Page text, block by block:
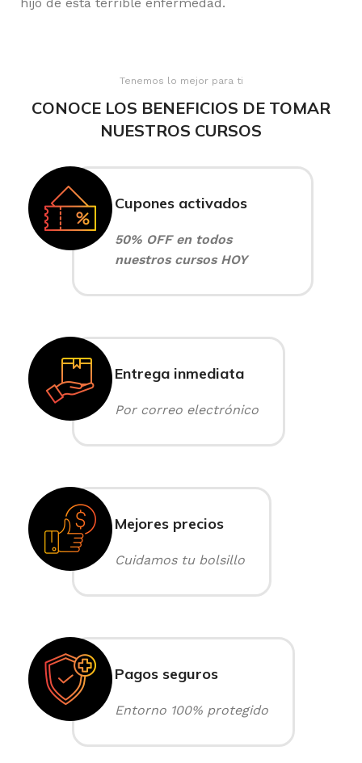
Tenemos lo mejor para ti
CONOCE LOS BENEFICIOS DE TOMAR
NUESTROS CURSOS
Cupones activados
50% OFF en todos
nuestros cursos HOY
Entrega inmediata
Por correo electrónico
Mejores precios
Cuidamos tu bolsillo
Pagos seguros
Entorno 100% protegido